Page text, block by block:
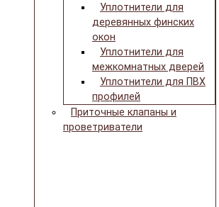
Уплотнители для
деревянных финских
окон
Уплотнители для
межкомнатных дверей
Уплотнители для ПВХ
профилей
Приточные клапаны и
проветриватели